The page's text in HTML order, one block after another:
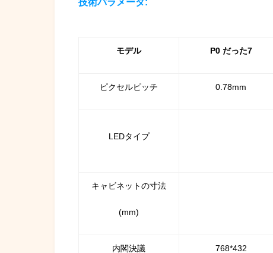
技術パラメータ:
モデル P0 だった7
ピクセルピッチ 0.78mm
LEDタイプ
キャビネットの寸法
(mm)
内閣決議 768*432